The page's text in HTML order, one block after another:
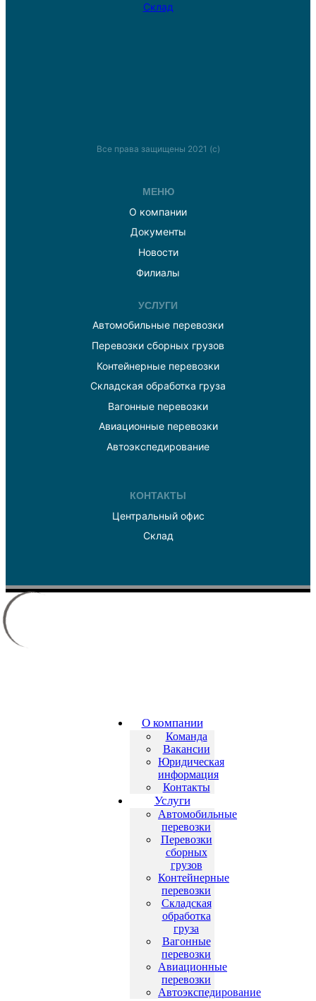
Склад
Все права защищены 2021 (с)
МЕНЮ
О компании
Документы
Новости
Филиалы
УСЛУГИ
Автомобильные перевозки
Перевозки сборных грузов
Контейнерные перевозки
Складская обработка груза
Вагонные перевозки
Авиационные перевозки
Автоэкспедирование
КОНТАКТЫ
Центральный офис
Склад
О компании
Команда
Вакансии
Юридическая
информация
Контакты
Услуги
Автомобильные
перевозки
Перевозки
сборных
грузов
Контейнерные
перевозки
Складская
обработка
груза
Вагонные
перевозки
Авиационные
перевозки
Автоэкспедирование